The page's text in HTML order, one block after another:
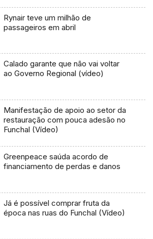
Rynair teve um milhão de
passageiros em abril
Calado garante que não vai voltar
ao Governo Regional (vídeo)
Manifestação de apoio ao setor da
restauração com pouca adesão no
Funchal (Vídeo)
Greenpeace saúda acordo de
financiamento de perdas e danos
Já é possível comprar fruta da
época nas ruas do Funchal (Vídeo)